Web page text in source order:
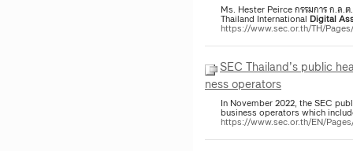
Ms. Hester Peirce กรรมการ ก.ล.
Thailand International Digital
https://www.sec.or.th/TH/
SEC Thailand’s public
ness operators
In November 2022, the SEC
business operators which
https://www.sec.or.th/EN/